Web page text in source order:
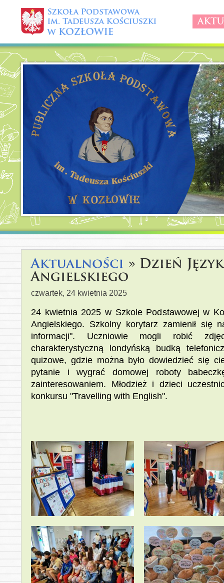
czwartek, 24 kwietnia 2025
24 kwietnia 2025 w Szkole Podstawowej w
Angielskiego. Szkolny korytarz zamienił się
informacji". Uczniowie mogli robić
charakterystyczną londyńską budką
quizowe, gdzie można było dowiedzieć się
pytanie i wygrać domowej roboty
zainteresowaniem. Młodzież i dzieci
konkursu "Travelling with English".